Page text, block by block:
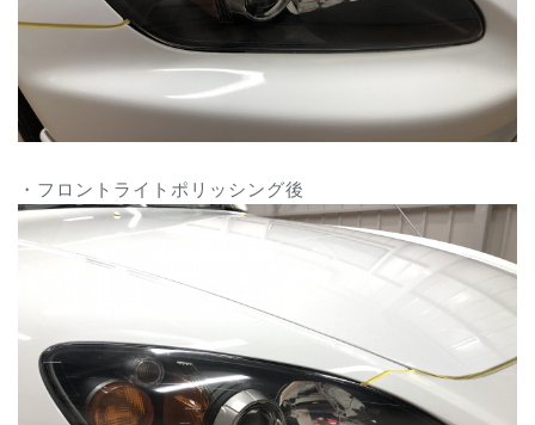
・フロントライトポリッシング後